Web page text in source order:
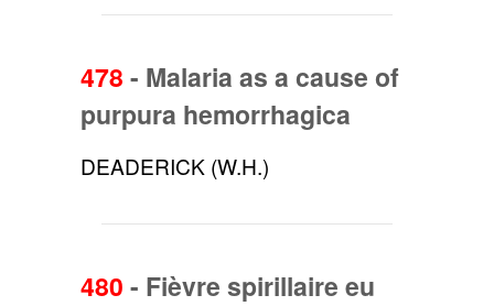
478 - Malaria as a cause of
purpura hemorrhagica
DEADERICK (W.H.)
480 - Fièvre spirillaire eu